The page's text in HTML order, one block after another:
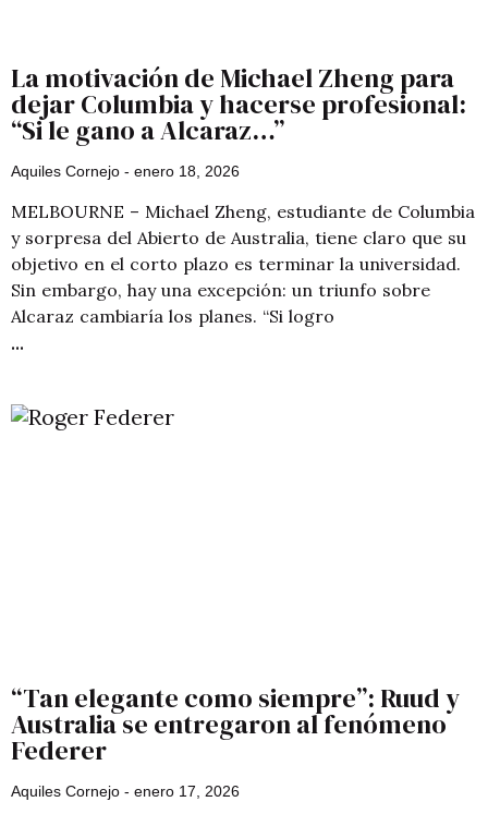
La motivación de Michael Zheng para
dejar Columbia y hacerse profesional:
“Si le gano a Alcaraz…”
Aquiles Cornejo enero 18, 2026
MELBOURNE – Michael Zheng, estudiante de Columbia
y sorpresa del Abierto de Australia, tiene claro que su
objetivo en el corto plazo es terminar la universidad.
Sin embargo, hay una excepción: un triunfo sobre
Alcaraz cambiaría los planes. “Si logro
“Tan elegante como siempre”: Ruud y
Australia se entregaron al fenómeno
Federer
Aquiles Cornejo enero 17, 2026